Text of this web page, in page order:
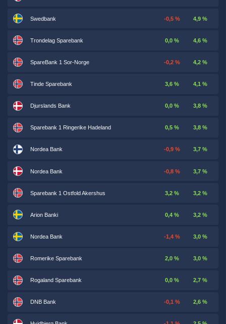
Swedbank -0,5 % 4,9 %
Trondelag Sparebank 0,0 % 4,6 %
SpareBank 1 Sor-Norge -0,2 % 4,2 %
Tinde Sparebank 3,6 % 4,1 %
Djurslands Bank 0,0 % 3,8 %
Sparebank 1 Ringerike Hadeland 0,5 % 3,8 %
Nordea Bank -0,9 % 3,7 %
Nordea Bank -0,8 % 3,7 %
Sparebank 1 Ostfold Akershus 3,2 % 3,2 %
Arion Banki 0,4 % 3,2 %
Nordea Bank -1,4 % 3,0 %
Romerike Sparebank 2,0 % 3,0 %
Rogaland Sparebank 0,0 % 2,7 %
DNB Bank -0,1 % 2,6 %